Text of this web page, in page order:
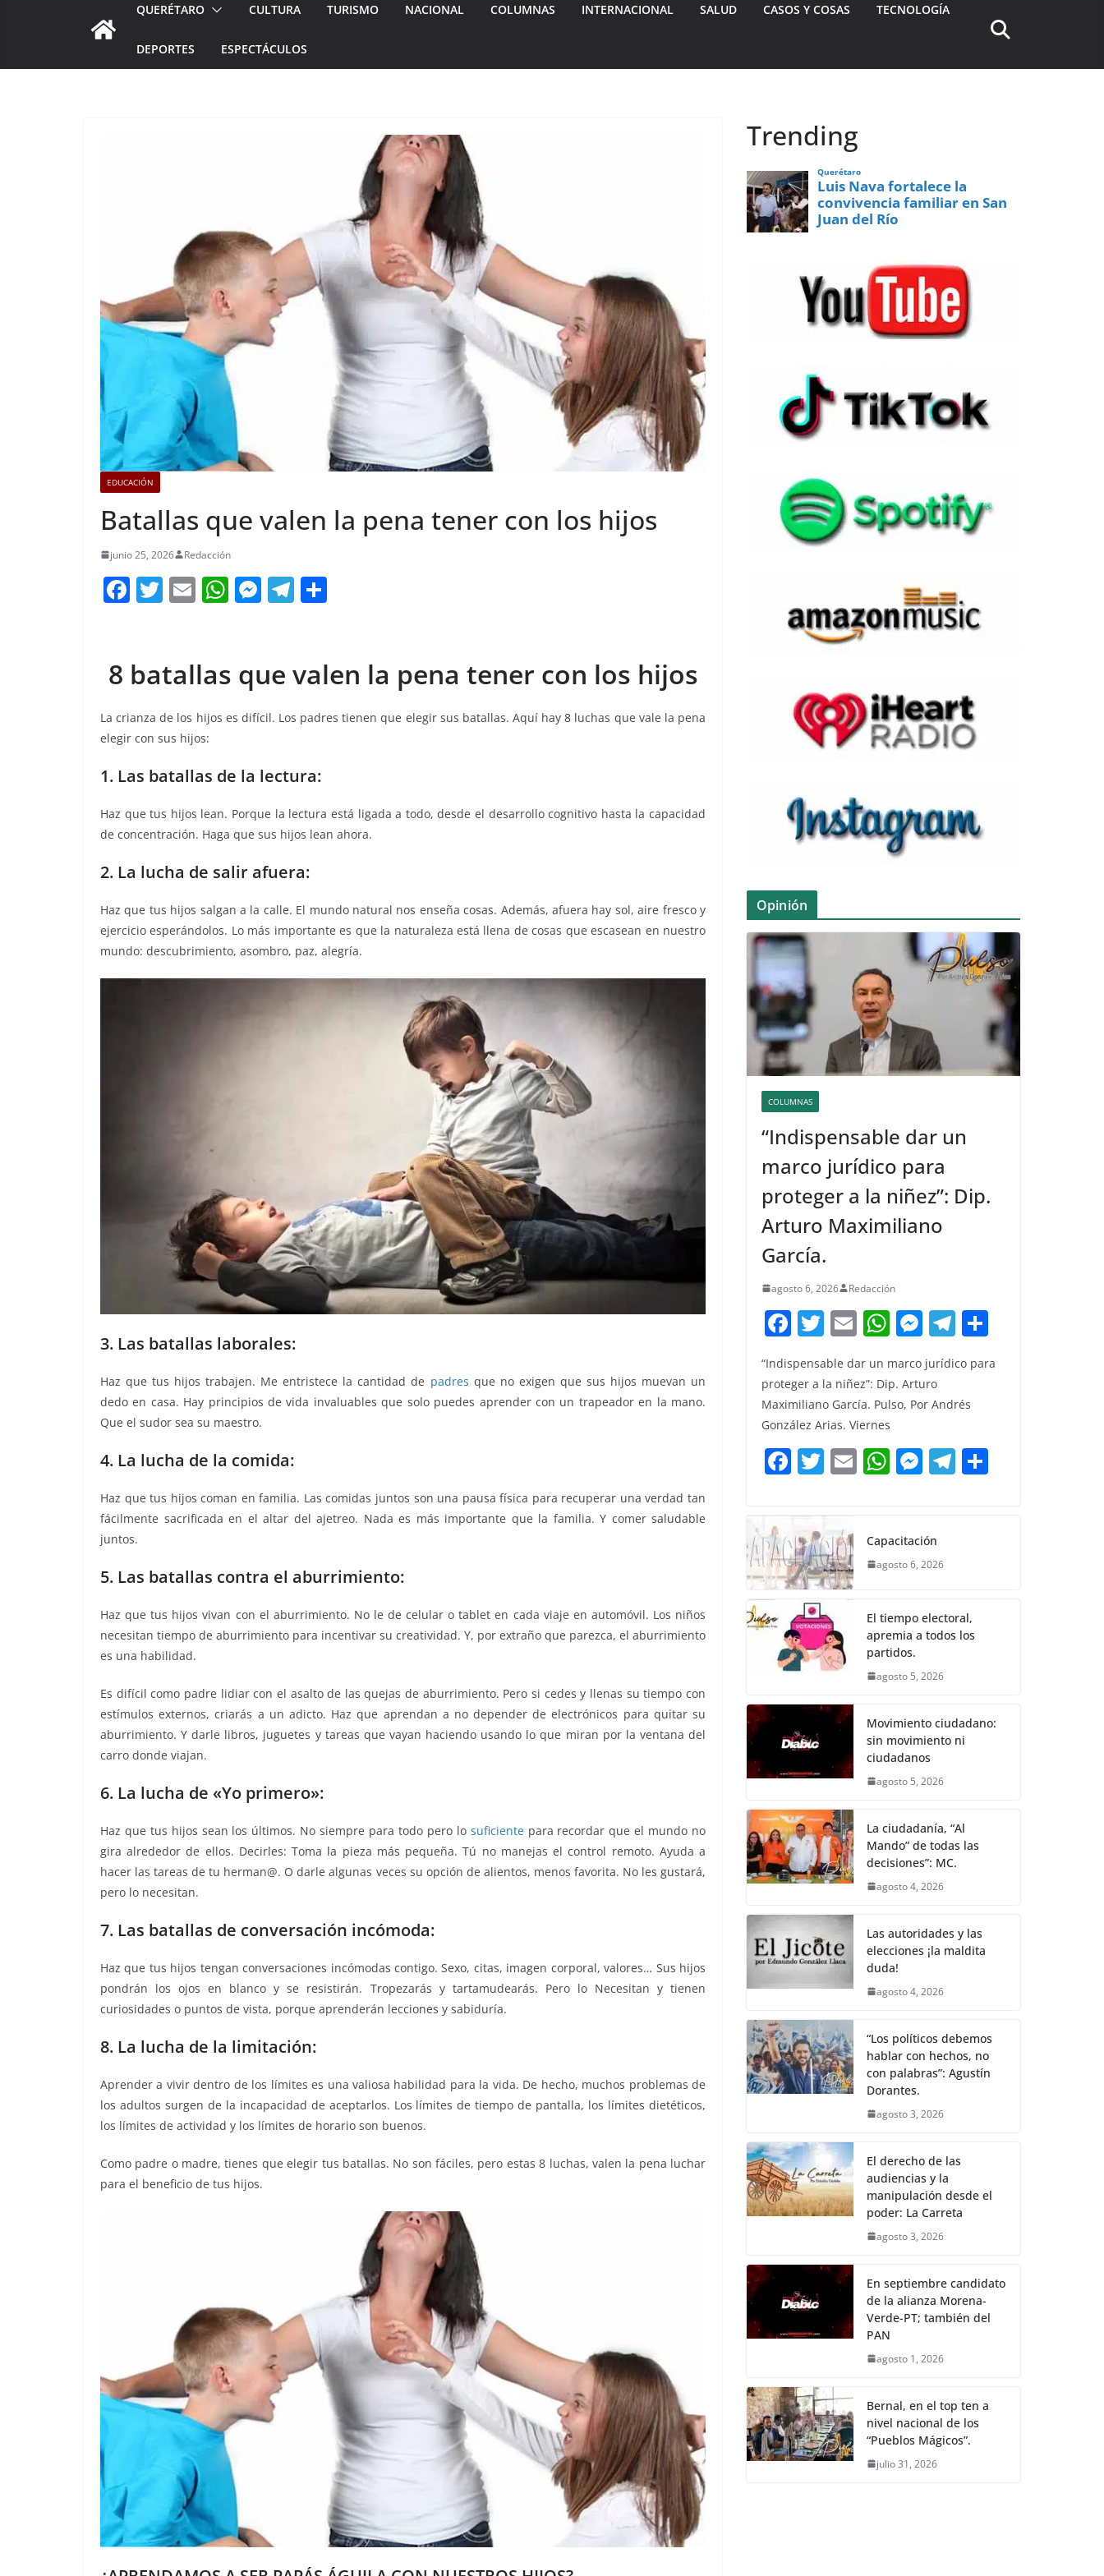
QUERÉTARO CULTURA TURISMO NACIONAL COLUMNAS INTERNACIONAL SALUD CASOS Y COSAS TECNOLOGÍA
DEPORTES ESPECTÁCULOS
EDUCACIÓN
Batallas que valen la pena tener con los hijos
junio 25, 2026 Redacción
F
a
e
b
o
o
k
T
w
er
E
m
l
W
h
s
A
p
M
e
e
n
g
T
el
gr
a
m
p
ar
tir
8 batallas que valen la pena tener con los hijos
La crianza de los hijos es difícil. Los padres tienen que elegir sus batallas. Aquí hay 8 luchas que vale la pena
elegir con sus hijos:
1. Las batallas de la lectura:
Haz que tus hijos lean. Porque la lectura está ligada a todo, desde el desarrollo cognitivo hasta la capacidad
de concentración. Haga que sus hijos lean ahora.
2. La lucha de salir afuera:
Haz que tus hijos salgan a la calle. El mundo natural nos enseña cosas. Además, afuera hay sol, aire fresco y
ejercicio esperándolos. Lo más importante es que la naturaleza está llena de cosas que escasean en nuestro
mundo: descubrimiento, asombro, paz, alegría.
3. Las batallas laborales:
Haz que tus hijos trabajen. Me entristece la cantidad de padres que no exigen que sus hijos muevan un
dedo en casa. Hay principios de vida invaluables que solo puedes aprender con un trapeador en la mano.
Que el sudor sea su maestro.
4. La lucha de la comida:
Haz que tus hijos coman en familia. Las comidas juntos son una pausa física para recuperar una verdad tan
fácilmente sacrificada en el altar del ajetreo. Nada es más importante que la familia. Y comer saludable
juntos.
5. Las batallas contra el aburrimiento:
Haz que tus hijos vivan con el aburrimiento. No le de celular o tablet en cada viaje en automóvil. Los niños
necesitan tiempo de aburrimiento para incentivar su creatividad. Y, por extraño que parezca, el aburrimiento
es una habilidad.
Es difícil como padre lidiar con el asalto de las quejas de aburrimiento. Pero si cedes y llenas su tiempo con
estímulos externos, criarás a un adicto. Haz que aprendan a no depender de electrónicos para quitar su
aburrimiento. Y darle libros, juguetes y tareas que vayan haciendo usando lo que miran por la ventana del
carro donde viajan.
6. La lucha de «Yo primero»:
Haz que tus hijos sean los últimos. No siempre para todo pero lo suficientepara recordar que el mundo no
gira alrededor de ellos. Decirles: Toma la pieza más pequeña. Tú no manejas el control remoto. Ayuda a
hacer las tareas de tu herman@. O darle algunas veces su opción de alientos, menos favorita. No les gustará,
pero lo necesitan.
7. Las batallas de conversación incómoda:
Haz que tus hijos tengan conversaciones incómodas contigo. Sexo, citas, imagen corporal, valores… Sus hijos
pondrán los ojos en blanco y se resistirán. Tropezarás y tartamudearás. Pero lo Necesitan y tienen
curiosidades o puntos de vista, porque aprenderán lecciones y sabiduría.
8. La lucha de la limitación:
Aprender a vivir dentro de los límites es una valiosa habilidad para la vida. De hecho, muchos problemas de
los adultos surgen de la incapacidad de aceptarlos. Los límites de tiempo de pantalla, los límites dietéticos,
los límites de actividad y los límites de horario son buenos.
Como padre o madre, tienes que elegir tus batallas. No son fáciles, pero estas 8 luchas, valen la pena luchar
para el beneficio de tus hijos.
Trending
Opinión
COLUMNAS
“Indispensable dar un
marco jurídico para
proteger a la niñez”: Dip.
Arturo Maximiliano
García.
agosto 6, 2026 Redacción
F
a
c
e
b
o
o
k
T
w
itt
er
E
m
ai
l
W
h
at
s
p
p
M
e
ss
e
g
er
T
el
e
gr
m
m
“Indispensable dar un marco jurídico para
proteger a la niñez”: Dip. Arturo
Maximiliano García. Pulso, Por Andrés
González Arias. Viernes
F
a
c
e
b
o
o
k
T
w
itt
er
E
m
W
h
s
A
p
M
e
e
n
er
T
el
Capacitación
agosto 6, 2026
El tiempo electoral,
apremia a todos los
partidos.
agosto 5, 2026
Movimiento ciudadano:
sin movimiento ni
ciudadanos
agosto 5, 2026
La ciudadanía, “Al
Mando” de todas las
decisiones”: MC.
agosto 4, 2026
Las autoridades y las
elecciones ¡la maldita
duda!
agosto 4, 2026
“Los políticos debemos
hablar con hechos, no
con palabras”: Agustín
Dorantes.
agosto 3, 2026
El derecho de las
audiencias y la
manipulación desde el
poder: La Carreta
agosto 3, 2026
En septiembre candidato
de la alianza Morena-
Verde-PT; también del
PAN
agosto 1, 2026
Bernal, en el top ten a
nivel nacional de los
“Pueblos Mágicos”.
julio 31, 2026